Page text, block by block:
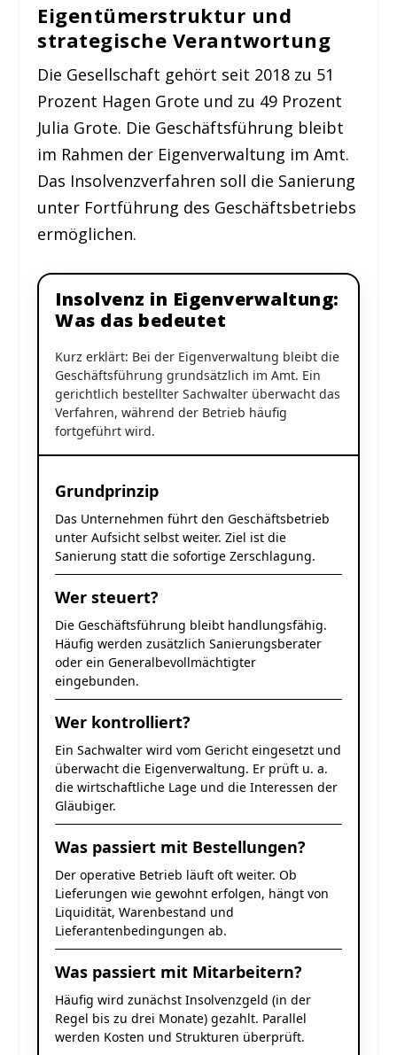
Eigentümerstruktur und
strategische Verantwortung
Die Gesellschaft gehört seit 2018 zu 51
Prozent Hagen Grote und zu 49 Prozent
Julia Grote. Die Geschäftsführung bleibt
im Rahmen der Eigenverwaltung im Amt.
Das Insolvenzverfahren soll die Sanierung
unter Fortführung des Geschäftsbetriebs
ermöglichen.
Insolvenz in Eigenverwaltung:
Was das bedeutet
Kurz erklärt: Bei der Eigenverwaltung bleibt die
Geschäftsführung grundsätzlich im Amt. Ein
gerichtlich bestellter Sachwalter überwacht das
Verfahren, während der Betrieb häufig
fortgeführt wird.
Grundprinzip
Das Unternehmen führt den Geschäftsbetrieb
unter Aufsicht selbst weiter. Ziel ist die
Sanierung statt die sofortige Zerschlagung.
Wer steuert?
Die Geschäftsführung bleibt handlungsfähig.
Häufig werden zusätzlich Sanierungsberater
oder ein Generalbevollmächtigter
eingebunden.
Wer kontrolliert?
Ein Sachwalter wird vom Gericht eingesetzt und
überwacht die Eigenverwaltung. Er prüft u. a.
die wirtschaftliche Lage und die Interessen der
Gläubiger.
Was passiert mit Bestellungen?
Der operative Betrieb läuft oft weiter. Ob
Lieferungen wie gewohnt erfolgen, hängt von
Liquidität, Warenbestand und
Lieferantenbedingungen ab.
Was passiert mit Mitarbeitern?
Häufig wird zunächst Insolvenzgeld (in der
Regel bis zu drei Monate) gezahlt. Parallel
werden Kosten und Strukturen überprüft.